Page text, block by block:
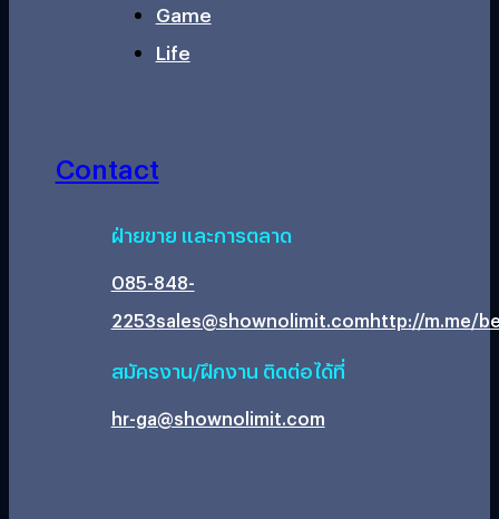
Game
Life
Contact
ฝ่ายขาย และการตลาด
085-848-
2253sales@shownolimit.comhttp://m.me/
สมัครงาน/ฝึกงาน ติดต่อได้ที่
hr-ga@shownolimit.com